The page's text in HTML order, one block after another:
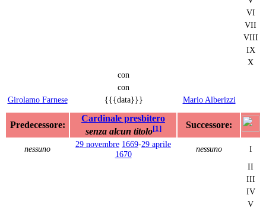
VI
VII
VIII
IX
X
con
con
Girolamo Farnese
{{{data}}} Mario Alberizzi
Predecessore:
Cardinale presbitero
senza alcun titolo[1] Successore:
nessuno 29 novembre 1669-29 aprile
1670
nessuno
I
II
III
IV
V